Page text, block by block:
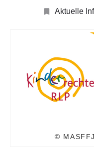
Aktuelle
©